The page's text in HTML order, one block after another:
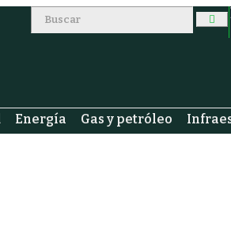
Energía Gas y petróleo